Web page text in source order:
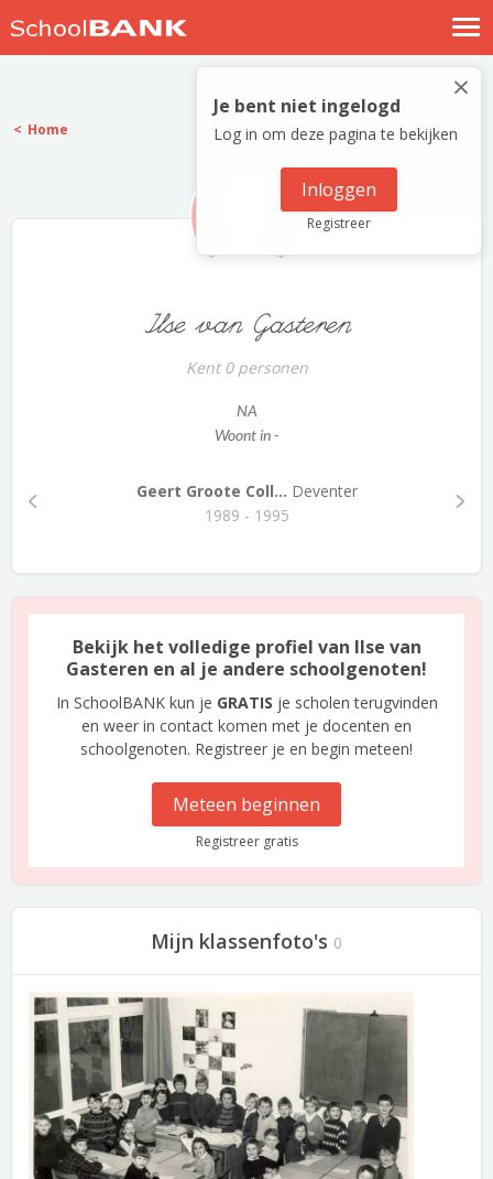
Nostalgische verhalen
Log in
Meld je gratis aan
×
Je bent niet ingelogd
Log in om deze pagina te bekijken
Inloggen
Registreer
Home
Ilse van Gasteren
Kent 0 personen
NA
Woont in -
Geert Groote Coll... Deventer
1989 - 1995
Bekijk het volledige profiel van Ilse van
Gasteren en al je andere schoolgenoten!
In SchoolBANK kun je GRATIS je scholen terugvinden
en weer in contact komen met je docenten en
schoolgenoten. Registreer je en begin meteen!
Meteen beginnen
Registreer gratis
Mijn klassenfoto's 0